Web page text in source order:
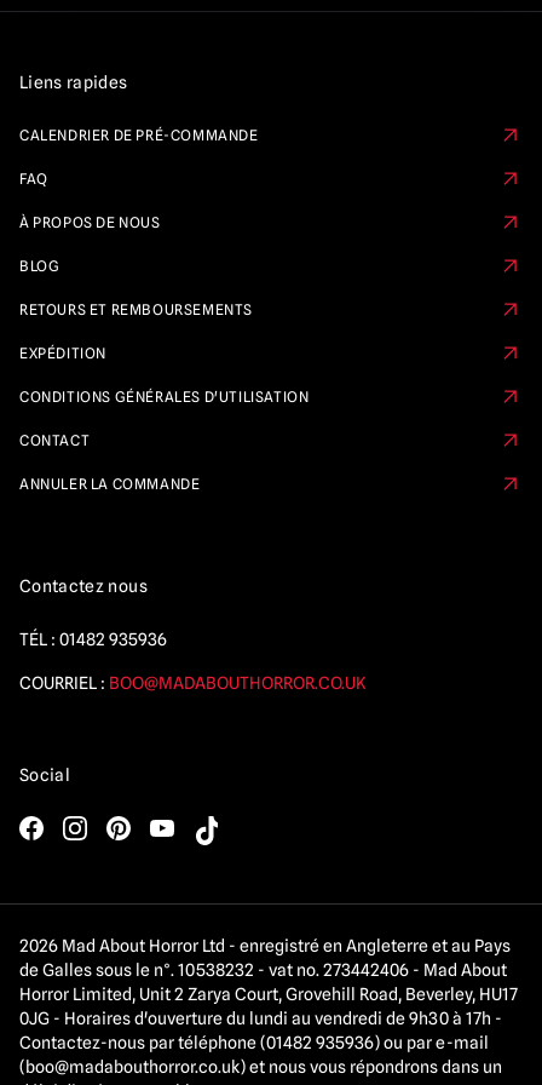
Liens rapides
CALENDRIER DE PRÉ-COMMANDE
FAQ
À PROPOS DE NOUS
BLOG
RETOURS ET REMBOURSEMENTS
EXPÉDITION
CONDITIONS GÉNÉRALES D'UTILISATION
CONTACT
ANNULER LA COMMANDE
Contactez nous
TÉL : 01482 935936
COURRIEL : BOO@MADABOUTHORROR.CO.UK
Social
2026 Mad About Horror Ltd - enregistré en Angleterre et au Pays
de Galles sous le n°. 10538232 - vat no. 273442406 - Mad About
Horror Limited, Unit 2 Zarya Court, Grovehill Road, Beverley, HU17
0JG - Horaires d'ouverture du lundi au vendredi de 9h30 à 17h -
Contactez-nous par téléphone (01482 935936) ou par e-mail
(boo@madabouthorror.co.uk) et nous vous répondrons dans un